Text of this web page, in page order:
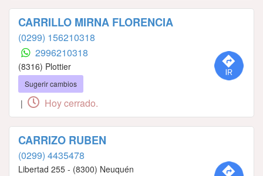
CARRILLO MIRNA FLORENCIA
(0299) 156210318
2996210318
(8316) Plottier
Sugerir cambios
| Hoy cerrado.
CARRIZO RUBEN
(0299) 4435478
Libertad 255 - (8300) Neuquén